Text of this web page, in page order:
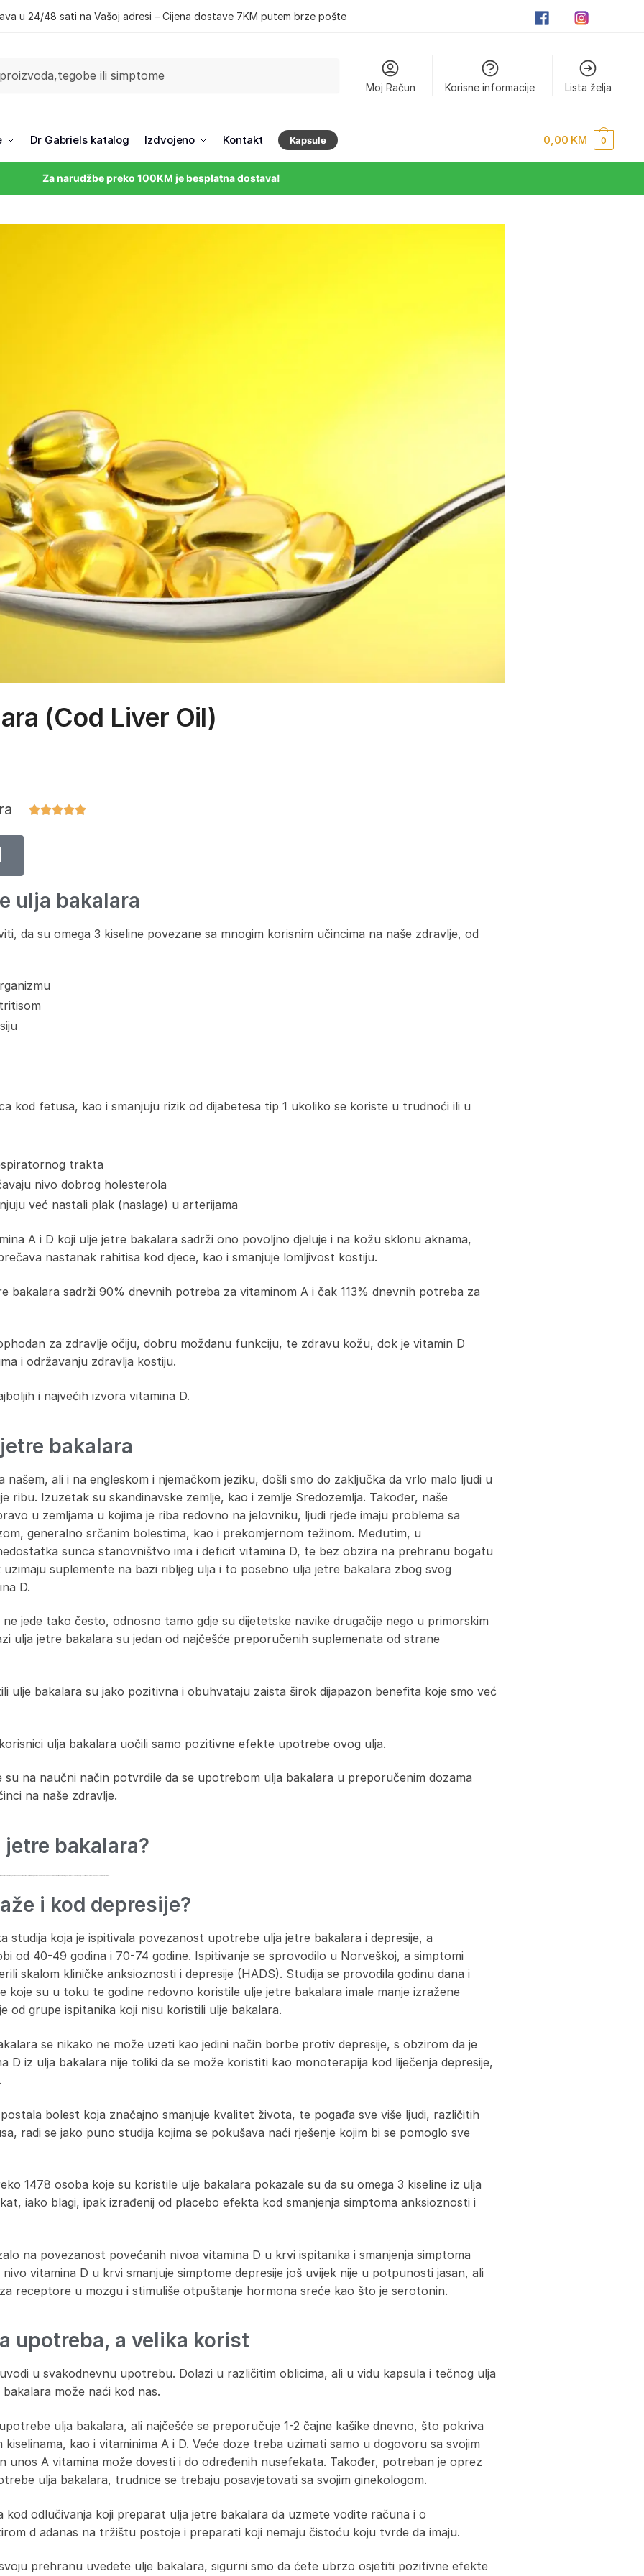
u 24/48 sati na Vašoj adresi – Cijena dostave 7KM putem brze pošte
Moj Račun Korisne informacije Lista želja
Dr Gabriels katalog Izdvojeno Kontakt Kapsule 0,00 KM 0
Za narudžbe preko 100KM je besplatna dostava!
(Cod Liver Oil)

ulja bakalara
da su omega 3 kiseline povezane sa mnogim korisnim učincima na naše zdravlje, od
kod fetusa, kao i smanjuju rizik od dijabetesa tip 1 ukoliko se koriste u trudnoći ili u
trakta
nivo dobrog holesterola
već nastali plak (naslage) u arterijama
A i D koji ulje jetre bakalara sadrži ono povoljno djeluje i na kožu sklonu aknama,
nastanak rahitisa kod djece, kao i smanjuje lomljivost kostiju.
bakalara sadrži 90% dnevnih potreba za vitaminom A i čak 113% dnevnih potreba za
za zdravlje očiju, dobru moždanu funkciju, te zdravu kožu, dok je vitamin D
i održavanju zdravlja kostiju.
i najvećih izvora vitamina D.
bakalara
ali i na engleskom i njemačkom jeziku, došli smo do zaključka da vrlo malo ljudi u
ribu. Izuzetak su skandinavske zemlje, kao i zemlje Sredozemlja. Također, naše
u zemljama u kojima je riba redovno na jelovniku, ljudi rjeđe imaju problema sa
generalno srčanim bolestima, kao i prekomjernom težinom. Međutim, u
sunca stanovništvo ima i deficit vitamina D, te bez obzira na prehranu bogatu
uzimaju suplemente na bazi ribljeg ulja i to posebno ulja jetre bakalara zbog svog
D.
jede tako često, odnosno tamo gdje su dijetetske navike drugačije nego u primorskim
ulja jetre bakalara su jedan od najčešće preporučenih suplemenata od strane
ulje bakalara su jako pozitivna i obuhvataju zaista širok dijapazon benefita koje smo već
ulja bakalara uočili samo pozitivne efekte upotrebe ovog ulja.
na naučni način potvrdile da se upotrebom ulja bakalara u preporučenim dozama
na naše zdravlje.
bakalara?
i kod depresije?
studija koja je ispitivala povezanost upotrebe ulja jetre bakalara i depresije, a
od 40-49 godina i 70-74 godine. Ispitivanje se sprovodilo u Norveškoj, a simptomi
skalom kliničke anksioznosti i depresije (HADS). Studija se provodila godinu dana i
koje su u toku te godine redovno koristile ulje jetre bakalara imale manje izražene
od grupe ispitanika koji nisu koristili ulje bakalara.
se nikako ne može uzeti kao jedini način borbe protiv depresije, s obzirom da je
D iz ulja bakalara nije toliki da se može koristiti kao monoterapija kod liječenja depresije,
bolest koja značajno smanjuje kvalitet života, te pogađa sve više ljudi, različitih
radi se jako puno studija kojima se pokušava naći rješenje kojim bi se pomoglo sve
1478 osoba koje su koristile ulje bakalara pokazale su da su omega 3 kiseline iz ulja
iako blagi, ipak izrađenij od placebo efekta kod smanjenja simptoma anksioznosti i
na povezanost povećanih nivoa vitamina D u krvi ispitanika i smanjenja simptoma
vitamina D u krvi smanjuje simptome depresije još uvijek nije u potpunosti jasan, ali
receptore u mozgu i stimuliše otpuštanje hormona sreće kao što je serotonin.
upotreba, a velika korist
u svakodnevnu upotrebu. Dolazi u različitim oblicima, ali u vidu kapsula i tečnog ulja
može naći kod nas.
ulja bakalara, ali najčešće se preporučuje 1-2 čajne kašike dnevno, što pokriva
kao i vitaminima A i D. Veće doze treba uzimati samo u dogovoru sa svojim
unos A vitamina može dovesti i do određenih nusefekata. Također, potreban je oprez
ulja bakalara, trudnice se trebaju posavjetovati sa svojim ginekologom.
kod odlučivanja koji preparat ulja jetre bakalara da uzmete vodite računa i o
d adanas na tržištu postoje i preparati koji nemaju čistoću koju tvrde da imaju.
prehranu uvedete ulje bakalara, sigurni smo da ćete ubrzo osjetiti pozitivne efekte